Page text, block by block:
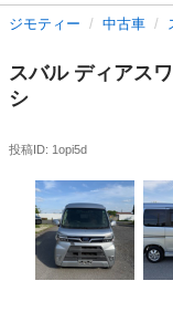
ジモティー 中古車
スバル ディアス
シ
投稿ID: 1opi5d